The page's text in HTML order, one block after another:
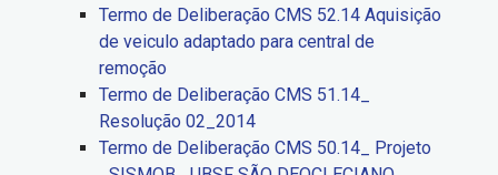
Termo de Deliberação CMS 52.14 Aquisição
de veiculo adaptado para central de
remoção
Termo de Deliberação CMS 51.14_
Resolução 02_2014
Termo de Deliberação CMS 50.14_ Projeto